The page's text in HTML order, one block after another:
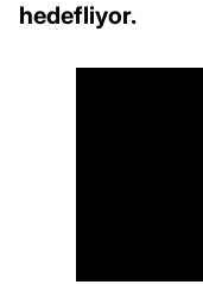
hedefliyor.